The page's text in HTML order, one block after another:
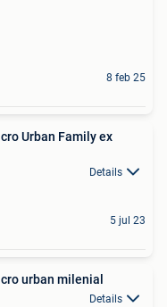
8 feb 25
Urban Family ex
Details
5 jul 23
urban milenial
Details